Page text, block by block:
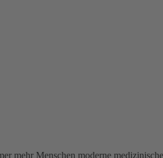
mehr Menschen moderne